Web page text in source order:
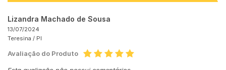
Lizandra Machado de Sousa
13/07/2024
Teresina / PI
Avaliação do Produto